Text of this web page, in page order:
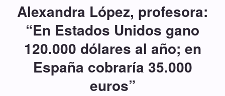
Alexandra López, profesora:
“En Estados Unidos gano
120.000 dólares al año; en
España cobraría 35.000
euros”